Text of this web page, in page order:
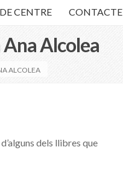
CENTRE CONTACTE
Ana Alcolea
ALCOLEA
dels llibres que